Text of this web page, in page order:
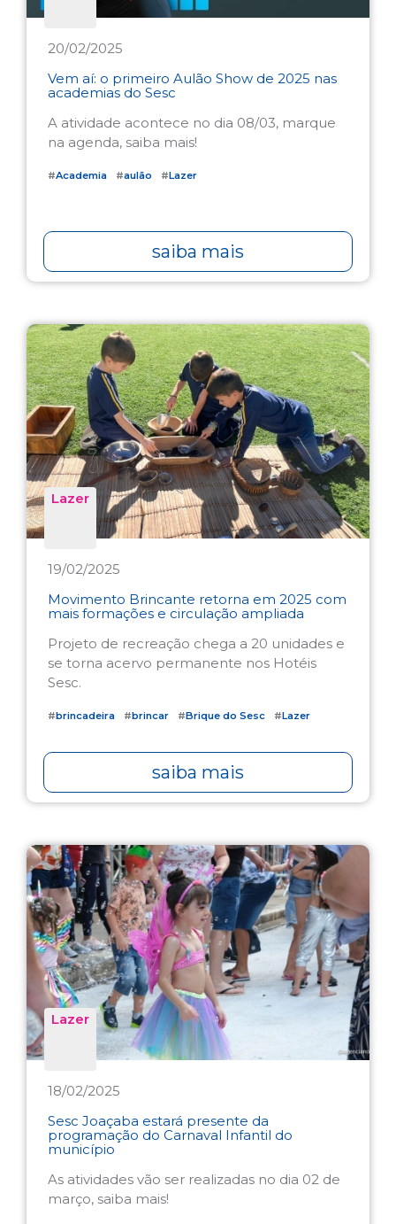
20/02/2025
Vem aí: o primeiro Aulão Show de 2025 nas
academias do Sesc
A atividade acontece no dia 08/03, marque
na agenda, saiba mais!
#Academia #aulão #Lazer
saiba mais
Lazer
19/02/2025
Movimento Brincante retorna em 2025 com
mais formações e circulação ampliada
Projeto de recreação chega a 20 unidades e
se torna acervo permanente nos Hotéis
Sesc.
#brincadeira #brincar #Brique do Sesc #Lazer
saiba mais
Lazer
18/02/2025
Sesc Joaçaba estará presente da
programação do Carnaval Infantil do
município
As atividades vão ser realizadas no dia 02 de
março, saiba mais!